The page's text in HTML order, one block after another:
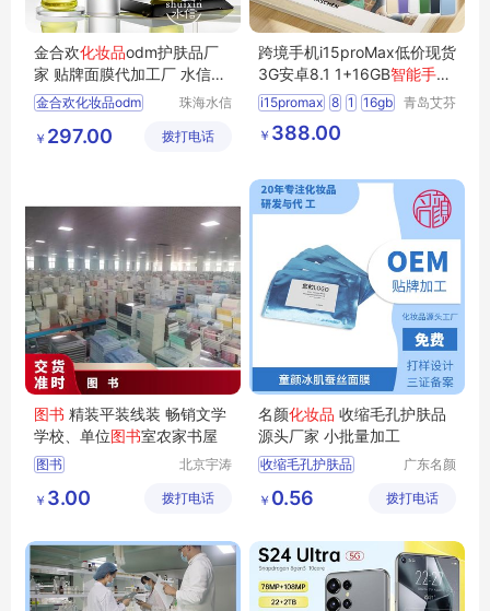
金合欢化妆品odm护肤品厂
家 贴牌面膜代加工厂 水信生
物
金合欢化妆品odm
护肤品oem
珠海水信
有限公司
￥ 297.00 拨打电话
跨境手机i15proMax低价现货
3G安卓8.1 1+16GB智能手机
6.53寸代发
i15promax 8 1
16gb
智能手机
6
青岛艾芬
￥ 388.00
图书 精装平装线装 畅销文学
学校、单位图书室农家书屋
图书
北京宇涛
传播有限
￥ 3.00 拨打电话
名颜化妆品 收缩毛孔护肤品
源头厂家 小批量加工
收缩毛孔护肤品
化妆品定制
化妆品加工
广东名颜
限公司
￥ 0.56 拨打电话